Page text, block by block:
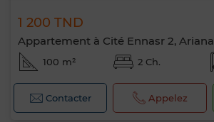
1 200 TND
Appartement à Cité Ennasr 2, Ariana
100 m² 2 Ch.
Contacter Appelez